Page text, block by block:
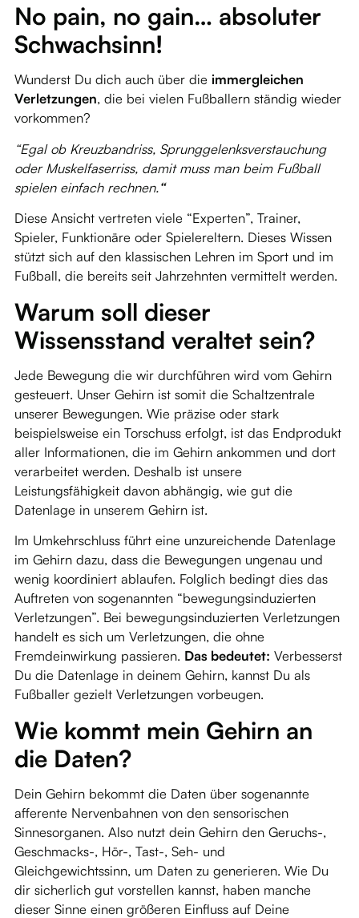
No pain, no gain… absoluter
Schwachsinn!
Wunderst Du dich auch über die immergleichen
Verletzungen, die bei vielen Fußballern ständig wieder
vorkommen?
“Egal ob Kreuzbandriss, Sprunggelenksverstauchung
oder Muskelfaserriss, damit muss man beim Fußball
spielen einfach rechnen.“
Diese Ansicht vertreten viele “Experten”, Trainer,
Spieler, Funktionäre oder Spielereltern. Dieses Wissen
stützt sich auf den klassischen Lehren im Sport und im
Fußball, die bereits seit Jahrzehnten vermittelt werden.
Warum soll dieser
Wissensstand veraltet sein?
Jede Bewegung die wir durchführen wird vom Gehirn
gesteuert. Unser Gehirn ist somit die Schaltzentrale
unserer Bewegungen. Wie präzise oder stark
beispielsweise ein Torschuss erfolgt, ist das Endprodukt
aller Informationen, die im Gehirn ankommen und dort
verarbeitet werden. Deshalb ist unsere
Leistungsfähigkeit davon abhängig, wie gut die
Datenlage in unserem Gehirn ist.
Im Umkehrschluss führt eine unzureichende Datenlage
im Gehirn dazu, dass die Bewegungen ungenau und
wenig koordiniert ablaufen. Folglich bedingt dies das
Auftreten von sogenannten “bewegungsinduzierten
Verletzungen”. Bei bewegungsinduzierten Verletzungen
handelt es sich um Verletzungen, die ohne
Fremdeinwirkung passieren. Das bedeutet: Verbesserst
Du die Datenlage in deinem Gehirn, kannst Du als
Fußballer gezielt Verletzungen vorbeugen.
Wie kommt mein Gehirn an
die Daten?
Dein Gehirn bekommt die Daten über sogenannte
afferente Nervenbahnen von den sensorischen
Sinnesorganen. Also nutzt dein Gehirn den Geruchs-,
Geschmacks-, Hör-, Tast-, Seh- und
Gleichgewichtssinn, um Daten zu generieren. Wie Du
dir sicherlich gut vorstellen kannst, haben manche
dieser Sinne einen größeren Einfluss auf Deine